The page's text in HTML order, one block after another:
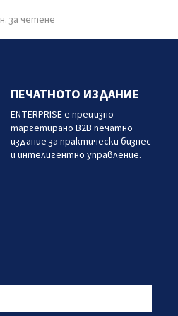
за четене
ПЕЧАТНОТО ИЗДАНИЕ
ENTERPRISE е прецизно
таргетирано B2B печатно
издание за практически бизнес
и интелигентно управление.